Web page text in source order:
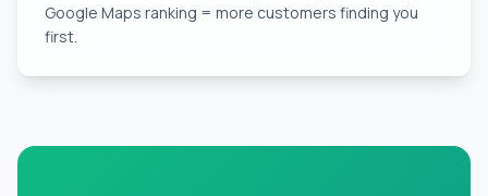
Google Maps ranking = more customers finding you
first.